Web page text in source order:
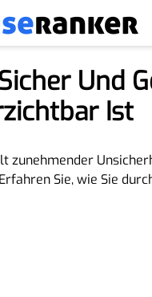
Und
Ist
zunehmender
Sie, wie Sie